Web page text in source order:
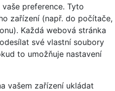
preference. Tyto
zařízení (např. do počítače,
Každá webová stránka
své vlastní soubory
to umožňuje nastavení
vašem zařízení ukládat